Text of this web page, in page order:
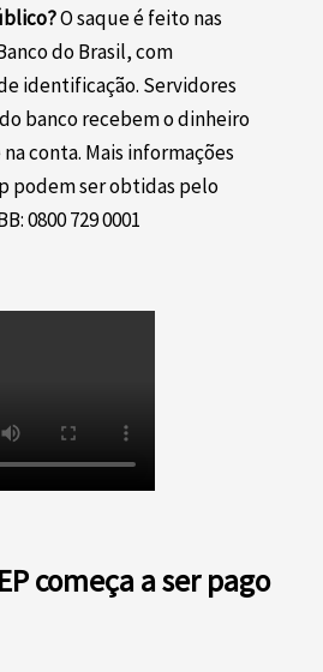
O saque é feito nas
do Brasil, com
identificação. Servidores
banco recebem o dinheiro
conta. Mais informações
podem ser obtidas pelo
0800 729 0001
começa a ser pago